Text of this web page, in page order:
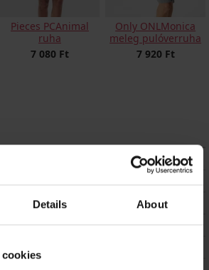
Details About
Pieces PCAnimal
ruha
7 080 Ft
Only ONLMonica
meleg pulóverruha
7 920 Ft